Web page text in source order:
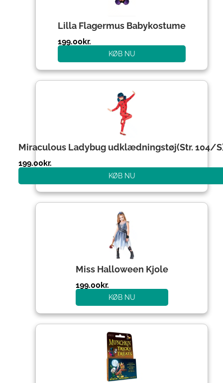
Lilla Flagermus Babykostume
199.00kr.
KØB NU
Miraculous Ladybug udklædningstøj(Str. 104/
199.00kr.
KØB NU
Miss Halloween Kjole
199.00kr.
KØB NU